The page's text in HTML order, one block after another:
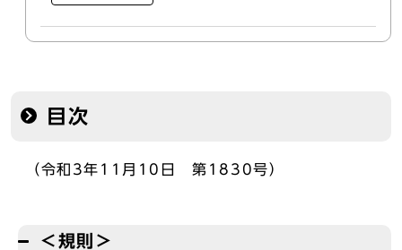
目次
（令和3年11月10日 第1830号）
＜規則＞